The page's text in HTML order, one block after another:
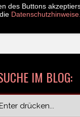
des Buttons
Datenschutzhinweise.
IM BLOG: